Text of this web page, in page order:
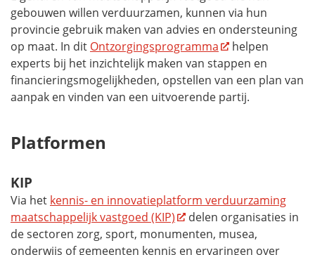
gebouwen willen verduurzamen, kunnen via hun
provincie gebruik maken van advies en ondersteuning
op maat. In dit Ontzorgingsprogramma
helpen
experts bij het inzichtelijk maken van stappen en
financieringsmogelijkheden, opstellen van een plan van
aanpak en vinden van een uitvoerende partij.
Platformen
KIP
Via het kennis- en innovatieplatform verduurzaming
maatschappelijk vastgoed (KIP)
delen organisaties in
de sectoren zorg, sport, monumenten, musea,
onderwijs of gemeenten kennis en ervaringen over